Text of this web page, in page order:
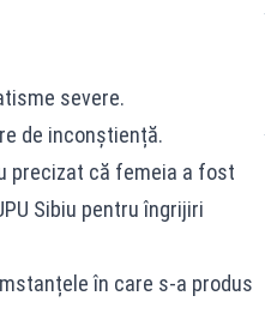
severe.
de inconștiență.
precizat că femeia a fost
Sibiu pentru îngrijiri
în care s-a produs